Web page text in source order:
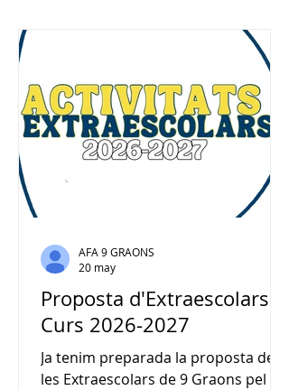
Proposta d'Extraescolars
Curs 2026-2027
Ja tenim preparada la proposta de
les Extraescolars de 9 Graons pel
AFA 9 GRAONS
20 may